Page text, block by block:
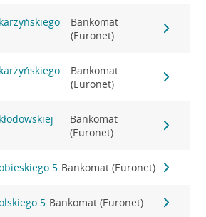
Bankomat
(Euronet)
Bankomat
(Euronet)
Bankomat
(Euronet)
5 Bankomat (Euronet)
5 Bankomat (Euronet)